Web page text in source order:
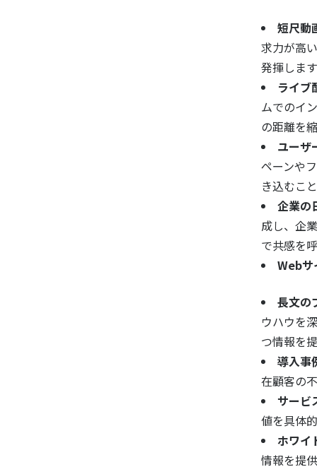
短尺動
求力が高
発揮しま
ライブ
ムでのイ
の距離を
ユーザ
ペーンや
き込むこ
企業の
成し、企
で共感を
Webサ
長文の
ウハウを
つ情報を
導入事
在顧客の
サービ
値を具体
ホワイ
情報を提